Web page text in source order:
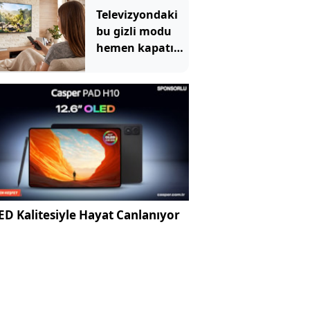
çıktı
Televizyondaki
bu gizli modu
hemen kapatın:
bile değil
Kalitesiyle Hayat Canlanıyor